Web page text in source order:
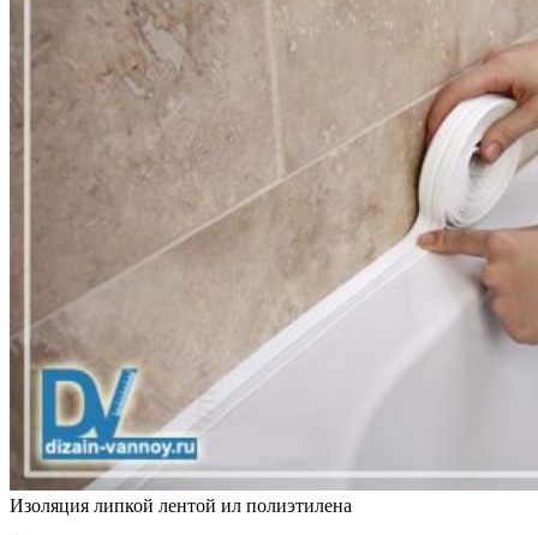
Изоляция липкой лентой ил полиэтилена